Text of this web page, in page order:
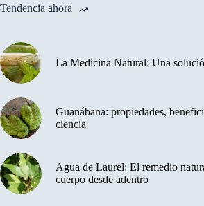
Tendencia ahora
La Medicina Natural: Una
Guanábana: propiedades,
ciencia
Agua de Laurel: El remedio
cuerpo desde adentro